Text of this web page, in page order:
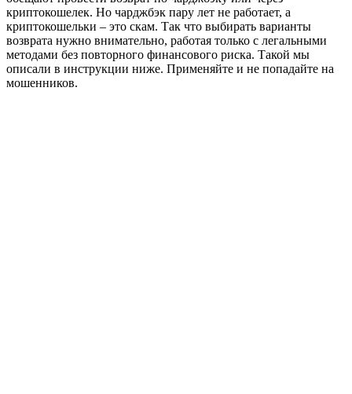
криптокошелек. Но чарджбэк пару лет не работает, а
криптокошельки – это скам. Так что выбирать варианты
возврата нужно внимательно, работая только с легальными
методами без повторного финансового риска. Такой мы
описали в инструкции ниже. Применяйте и не попадайте на
мошенников.